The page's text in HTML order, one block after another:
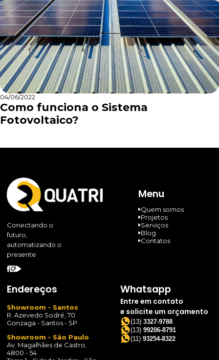
04/06/2022
Como funciona o Sistema
Fotovoltaico?
Conectando o
futuro,
automatizando o
presente
Menu
Quem somos
Projetos
Serviços
Blog
Contatos
Endereços
Showroom - Santos
R. Azevedo Sodré, 70
Gonzaga - Santos - SP
Showroom - São Paulo
Av. Magalhães de Castro,
4800 - 54
Whatsapp
Entre em contato
e solicite um orçamento
(13) 3327-9788
(13) 99206-8791
(11) 93254-8322